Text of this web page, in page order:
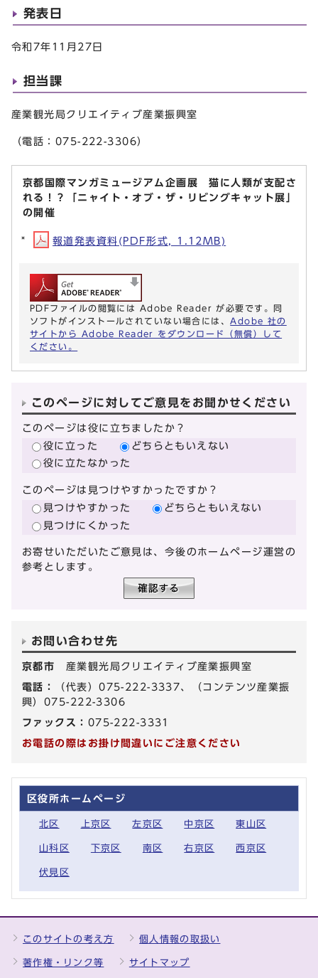
発表日
令和7年11月27日
担当課
産業観光局クリエイティブ産業振興室
（電話：075-222-3306）
京都国際マンガミュージアム企画展 猫に人類が支配さ
れる！？「ニャイト・オブ・ザ・リビングキャット展」
の開催
報道発表資料(PDF形式, 1.12MB)
PDFファイルの閲覧には Adobe Reader が必要です。同
ソフトがインストールされていない場合には、 Adobe 社の
サイトから Adobe Reader をダウンロード（無償）して
ください。
このページに対してご意見をお聞かせください
このページは役に立ちましたか？
役に立った
どちらともいえない
役に立たなかった
このページは見つけやすかったですか？
見つけやすかった
どちらともいえない
見つけにくかった
お寄せいただいたご意見は、今後のホームページ運営の
参考とします。
お問い合わせ先
京都市 産業観光局クリエイティブ産業振興室
電話：
（代表）075-222-3337、（コンテンツ産業振
興）075-222-3306
ファックス： 075-222-3331
お電話の際はお掛け間違いにご注意ください
区役所ホームページ
北区 上京区 左京区 中京区 東山区
山科区 下京区 南区 右京区 西京区
伏見区
このサイトの考え方 個人情報の取扱い
著作権・リンク等 サイトマップ